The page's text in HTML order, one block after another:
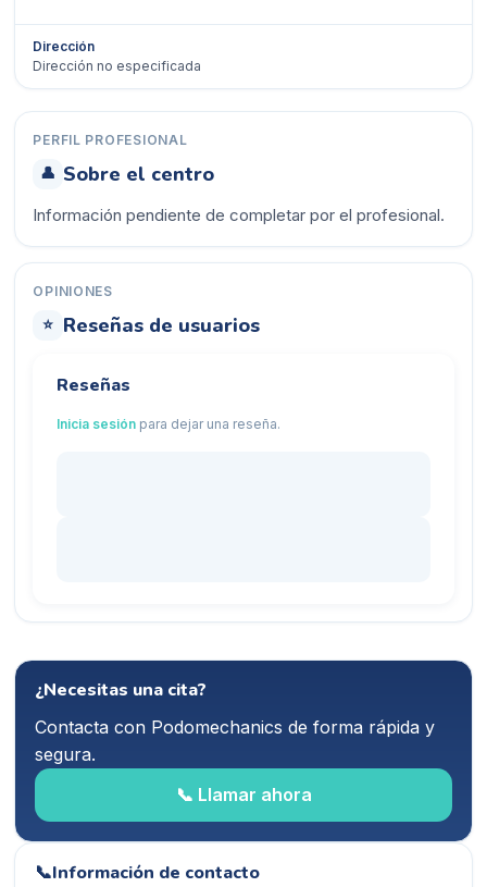
Dirección
Dirección no especificada
PERFIL PROFESIONAL
👤 Sobre el centro
Información pendiente de completar por el profesional.
OPINIONES
⭐ Reseñas de usuarios
Reseñas
Inicia sesión para dejar una reseña.
¿Necesitas una cita?
Contacta con Podomechanics de forma rápida y
segura.
📞 Llamar ahora
📞Información de contacto